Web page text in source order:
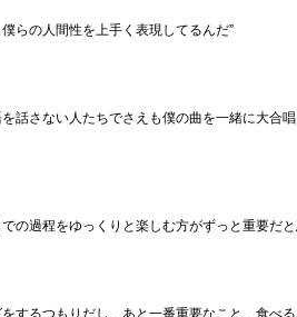
らの人間性を上手く表現してるんだ”
話さない人たちでさえも僕の曲を一緒に大合
の過程をゆっくりと楽しむ方がずっと重要だと
するつもりだし、あと一番重要なこと、食べ